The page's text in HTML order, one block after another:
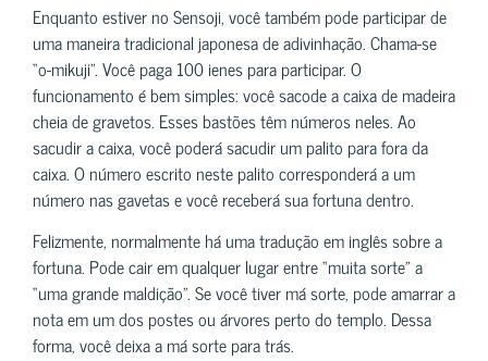
Enquanto estiver no Sensoji, você também pode participar de
uma maneira tradicional japonesa de adivinhação. Chama-se
“o-mikuji”. Você paga 100 ienes para participar. O
funcionamento é bem simples: você sacode a caixa de madeira
cheia de gravetos. Esses bastões têm números neles. Ao
sacudir a caixa, você poderá sacudir um palito para fora da
caixa. O número escrito neste palito corresponderá a um
número nas gavetas e você receberá sua fortuna dentro.
Felizmente, normalmente há uma tradução em inglês sobre a
fortuna. Pode cair em qualquer lugar entre “muita sorte” a
“uma grande maldição”. Se você tiver má sorte, pode amarrar a
nota em um dos postes ou árvores perto do templo. Dessa
forma, você deixa a má sorte para trás.